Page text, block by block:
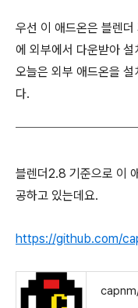
우선 이 애드온은 블렌
에 외부에서 다운받아 설
오늘은 외부 애드온을
다.
블렌더2.8 기준으로 이
공하고 있는데요.
https://github.com/